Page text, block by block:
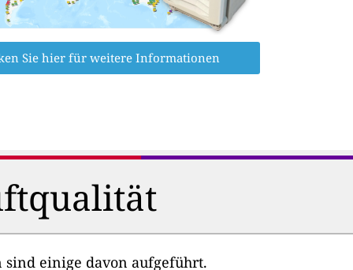
Sie hier für weitere Informationen
sind einige davon aufgeführt.